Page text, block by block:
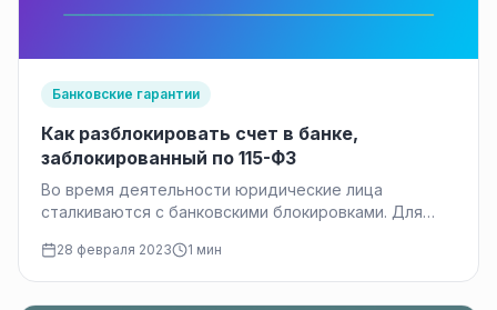
Банковские гарантии
Как разблокировать счет в банке,
заблокированный по 115-ФЗ
Во время деятельности юридические лица
сталкиваются с банковскими блокировками. Для
причины.В данном случае…
28 февраля 2023 1 мин